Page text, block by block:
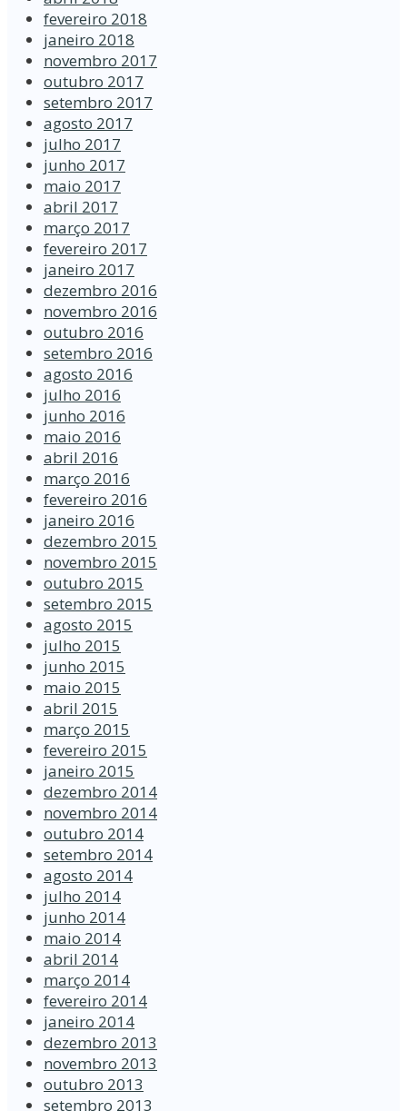
fevereiro 2018
janeiro 2018
novembro 2017
outubro 2017
setembro 2017
agosto 2017
julho 2017
junho 2017
maio 2017
abril 2017
março 2017
fevereiro 2017
janeiro 2017
dezembro 2016
novembro 2016
outubro 2016
setembro 2016
agosto 2016
julho 2016
junho 2016
maio 2016
abril 2016
março 2016
fevereiro 2016
janeiro 2016
dezembro 2015
novembro 2015
outubro 2015
setembro 2015
agosto 2015
julho 2015
junho 2015
maio 2015
abril 2015
março 2015
fevereiro 2015
janeiro 2015
dezembro 2014
novembro 2014
outubro 2014
setembro 2014
agosto 2014
julho 2014
junho 2014
maio 2014
abril 2014
março 2014
fevereiro 2014
janeiro 2014
dezembro 2013
novembro 2013
outubro 2013
setembro 2013